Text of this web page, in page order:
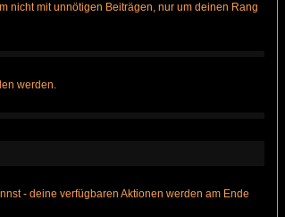
nicht mit unnötigen Beiträgen, nur um deinen Rang
werden.
- deine verfügbaren Aktionen werden am Ende